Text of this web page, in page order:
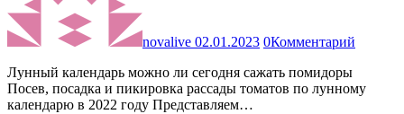
novalive 02.01.2023 0Комментарий
Лунный календарь можно ли сегодня сажать помидоры
Посев, посадка и пикировка рассады томатов по лунному
календарю в 2022 году Представляем…